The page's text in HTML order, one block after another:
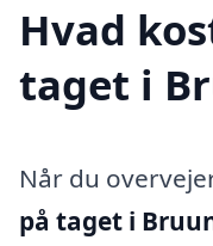
Hvad
taget i
Når du
på taget i